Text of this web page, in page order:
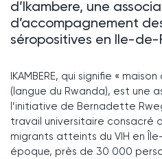
d’Ikambere, une
d’accompagnement
séropositives en lle-de-
IKAMBERE, qui signifie «
(langue du Rwanda), est une
l’initiative de Bernadette
travail universitaire consacré
migrants atteints du VIH en
époque, près de 30 000